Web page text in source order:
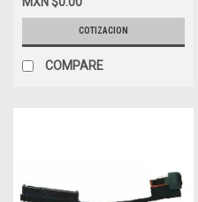
Red Con Bracket Alto Perfil
Dell Rxfdk, 540-Bceh, 4V7G2,
Grt97, 540-Bcse, Hd44M,
1Wyft, Fkhkc, Hwwn0
COTIZACION
COMPARE